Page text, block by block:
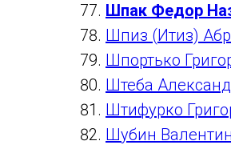
Шпак Федор
Шпиз (Итиз)
Шпортько
Штеба
Штифурко
Шубин